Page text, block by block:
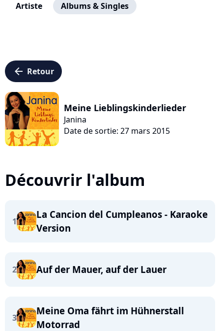
Artiste Albums & Singles
arrow_left Retour
Meine Lieblingskinderlieder
Janina
Date de sortie: 27 mars 2015
Découvrir l'album
1
La Cancion del Cumpleanos - Karaoke
Version
2 Auf der Mauer, auf der Lauer
3
Meine Oma fährt im Hühnerstall
Motorrad